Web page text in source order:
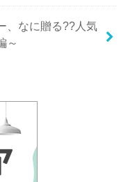
、なに贈る??人気
～